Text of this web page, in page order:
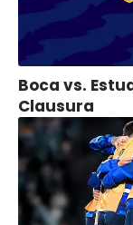
Boca vs.
Clausura